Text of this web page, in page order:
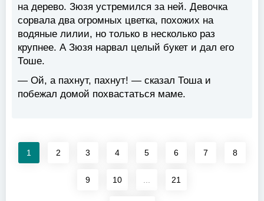
на дерево. Зюзя устремился за ней. Девочка
сорвала два огромных цветка, похожих на
водяные лилии, но только в несколько раз
крупнее. А Зюзя нарвал целый букет и дал его
Тоше.
— Ой, а пахнут, пахнут! — сказал Тоша и
побежал домой похвастаться маме.
1 2 3 4 5 6 7 8
9 10 21